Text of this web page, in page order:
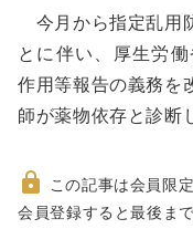
動
今月から指定乱用
とに伴い、厚生労
作用等報告の義務を
師が薬物依存と診断
非
この記事は会員限定
会員登録すると最後ま